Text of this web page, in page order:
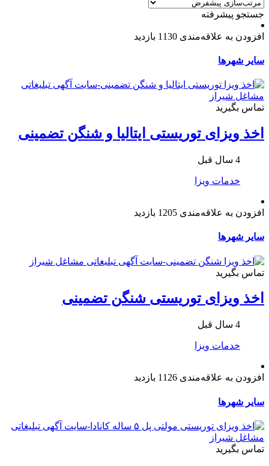
جستجو پیشرفته
افزودن به علاقه‌مندی 1130 بازدید
سایر شهرها
تماس بگیرید
اخذ ویزای توریستی ایتالیا و شنگن تضمینی
4 سال قبل
خدمات ویزا
افزودن به علاقه‌مندی 1205 بازدید
سایر شهرها
تماس بگیرید
اخذ ویزای توریستی شنگن تضمینی
4 سال قبل
خدمات ویزا
افزودن به علاقه‌مندی 1126 بازدید
سایر شهرها
تماس بگیرید